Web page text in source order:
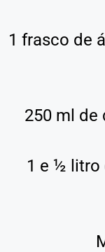
1 frasco de
250 ml de
1 e ½ litro